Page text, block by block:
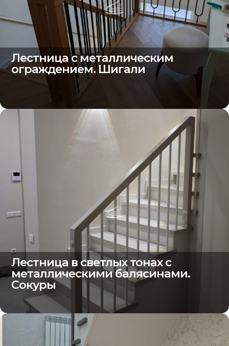
Лестница с металлическим
ограждением. Шигали
Лестница в светлых тонах с
металлическими балясинами.
Сокуры